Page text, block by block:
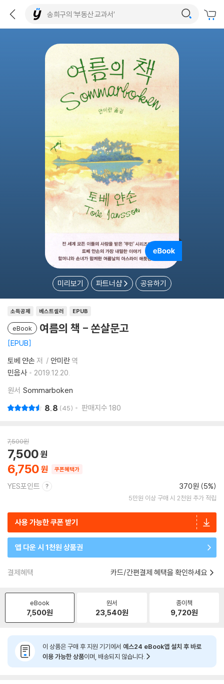
미리보기 파트너샵 공유하기
소득공제 베스트셀러 EPUB
eBook 여름의 책 - 쏜살문고
EPUB
토베 얀손 저 안미란 역
민음사
2019.12.20.
원서 Sommarboken
8.8 45 판매지수 180
7,500원
6,750
7,500
쿠폰혜택가
YES포인트 370원 (5%)
5만원 이상 구매 시 2천원 추가 적립
사용 가능한 쿠폰 받기
앱 다운 시 1천원 상품권
결제혜택 카드/간편결제 혜택을 확인하세요
eBook
7,500원
원서
23,540원
종이책
9,720원
이 상품은 구매 후 지원 기기에서 예스24 eBook앱 설치 후 바로
이용 가능한 상품이며, 배송되지 않습니다.